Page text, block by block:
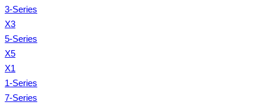
3-Series
X3
5-Series
X5
X1
1-Series
7-Series